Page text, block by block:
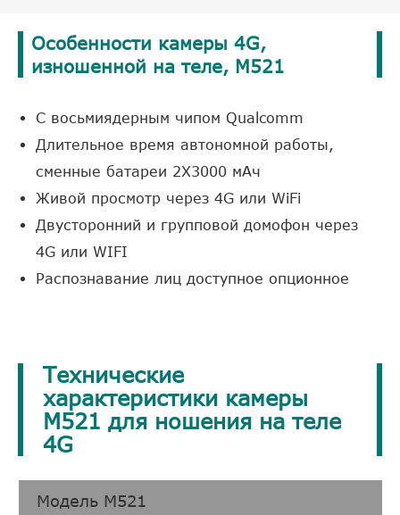
Особенности камеры 4G,
изношенной на теле, M521
С восьмиядерным чипом Qualcomm
Длительное время автономной работы,
сменные батареи 2X3000 мАч
Живой просмотр через 4G или WiFi
Двусторонний и групповой домофон через
4G или WIFI
Распознавание лиц доступное опционное
Технические
характеристики камеры
M521 для ношения на теле
4G
Модель M521